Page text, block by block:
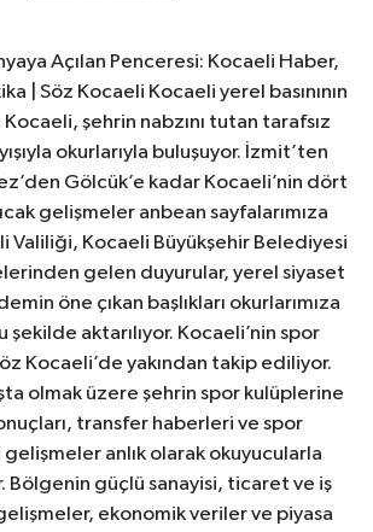
Açılan Penceresi: Kocaeli Haber,
| Söz Kocaeli Kocaeli yerel basınının
şehrin nabzını tutan tarafsız
okurlarıyla buluşuyor. İzmit’ten
Gölcük’e kadar Kocaeli’nin dört
gelişmeler anbean sayfalarımıza
Valiliği, Kocaeli Büyükşehir Belediyesi
gelen duyurular, yerel siyaset
öne çıkan başlıkları okurlarımıza
şekilde aktarılıyor. Kocaeli’nin spor
Kocaeli’de yakından takip ediliyor.
olmak üzere şehrin spor kulüplerine
transfer haberleri ve spor
gelişmeler anlık olarak okuyucularla
Bölgenin güçlü sanayisi, ticaret ve iş
ekonomik veriler ve piyasa